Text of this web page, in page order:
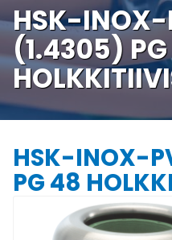
HSK-INOX-
(1.4305)
HSK-INOX-
PG 48